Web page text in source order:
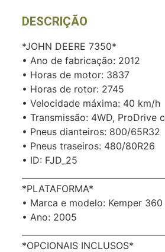
DESCRIÇÃO
*JOHN DEERE 7350*
• Ano de fabricação: 2012
• Horas de motor: 3837
• Horas de rotor: 2745
• Velocidade máxima: 40 km/h
• Transmissão: 4WD,
• Pneus dianteiros: 800/65R32
• Pneus traseiros: 480/80R26
• ID: FJD_25
*PLATAFORMA*
• Marca e modelo: Kemper
• Ano: 2005
*OPCIONAIS INCLUSOS*